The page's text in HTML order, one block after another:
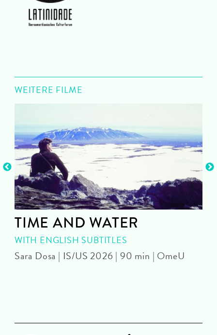
WEITERE FILME
TIME AND WATER
WITH ENGLISH SUBTITLES
Sara Dosa | IS/US 2026 | 90 min | OmeU